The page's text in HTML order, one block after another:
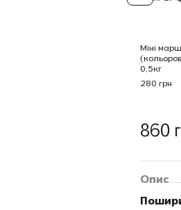
Міні
0,5кг
280 грн
860
Опис